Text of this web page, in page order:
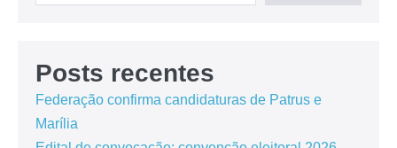
Posts recentes
Federação confirma candidaturas de Patrus e
Marília